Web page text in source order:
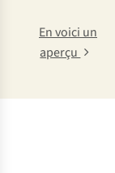
En voici un
aperçu